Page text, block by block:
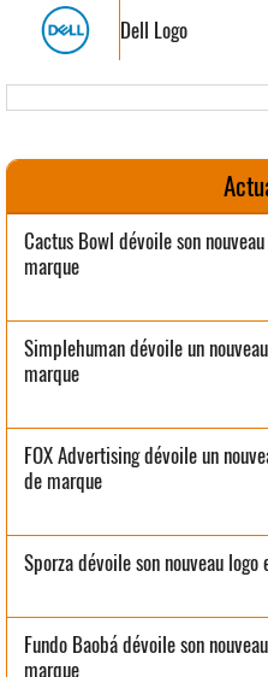
Dell Logo
Cactus Bowl dévoile son
marque
Simplehuman dévoile un
marque
FOX Advertising dévoile un
de marque
Sporza dévoile son nouveau
Fundo Baobá dévoile son
marque